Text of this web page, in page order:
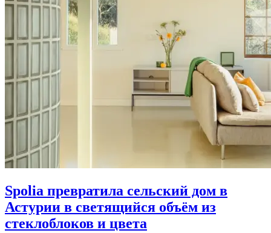
Spolia превратила сельский дом в
Астурии в светящийся объём из
стеклоблоков и цвета